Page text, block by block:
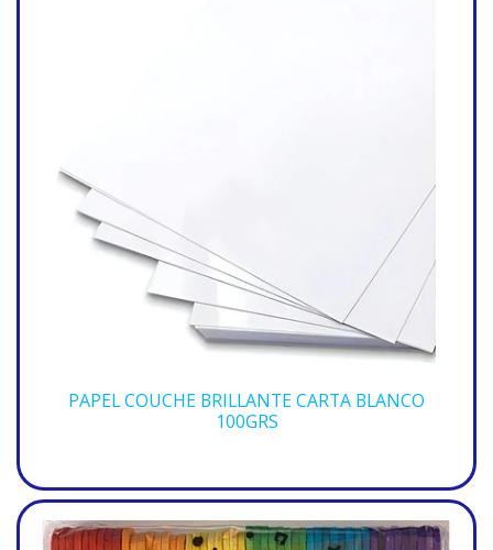
PAPEL COUCHE BRILLANTE CARTA BLANCO
100GRS